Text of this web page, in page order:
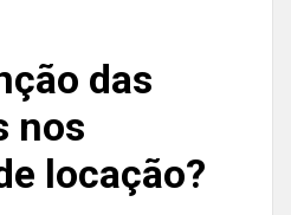
das
nos
locação?